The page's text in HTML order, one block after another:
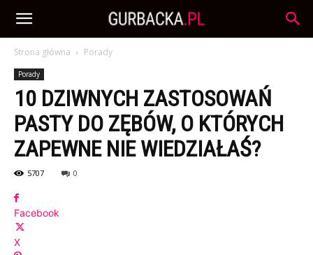
Strona główna Porady
Porady
10 DZIWNYCH ZASTOSOWAŃ
PASTY DO ZĘBÓW, O KTÓRYCH
ZAPEWNE NIE WIEDZIAŁAŚ?
5707 0
Facebook
X